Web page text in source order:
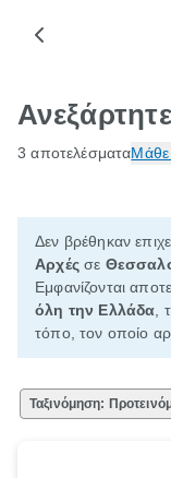
3 αποτελέσματαΜάθε
Δεν βρέθηκαν
Αρχέςσε
Εμφανίζονται
όλη την Ελλάδα ,
τόπο, τον οποίο
Ταξινόμηση: